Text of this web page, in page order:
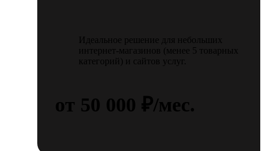
Идеальное решение для небольших
интернет-магазинов (менее 5 товарных
категорий) и сайтов услуг.
от 50 000 ₽/мес.